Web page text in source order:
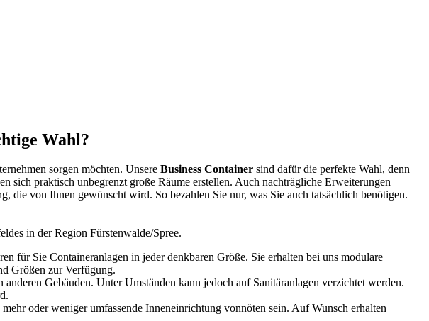
Wahl?
sorgen möchten. Unsere Business Container sind dafür die perfekte Wahl, denn
sich praktisch unbegrenzt große Räume erstellen. Auch nachträgliche Erweiterungen
die von Ihnen gewünscht wird. So bezahlen Sie nur, was Sie auch tatsächlich benötigen.
in der Region Fürstenwalde/Spree.
für Sie Containeranlagen in jeder denkbaren Größe. Sie erhalten bei uns modulare
Größen zur Verfügung.
Gebäuden. Unter Umständen kann jedoch auf Sanitäranlagen verzichtet werden.
oder weniger umfassende Inneneinrichtung vonnöten sein. Auf Wunsch erhalten